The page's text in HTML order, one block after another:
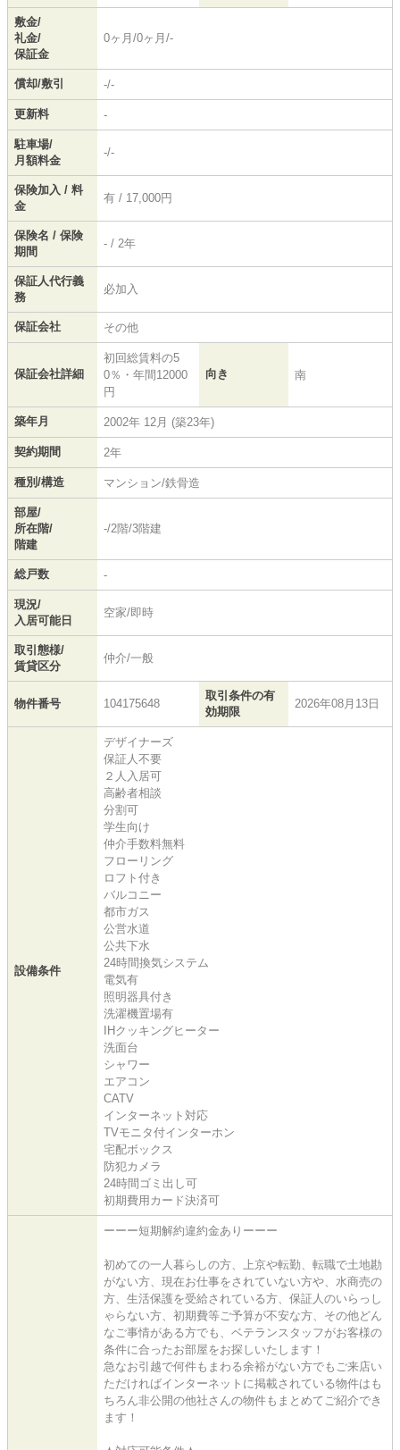
敷金/
礼金/
保証金
0ヶ月/0ヶ月/-
償却/敷引 -/-
更新料 -
駐車場/
月額料金
-/-
保険加入 / 料
金
有 / 17,000円
保険名 / 保険
期間
- / 2年
保証人代行義
務
必加入
保証会社 その他
保証会社詳細
初回総賃料の5
0％・年間12000
円
向き 南
築年月 2002年 12月 (築23年)
契約期間 2年
種別/構造 マンション/鉄骨造
部屋/
所在階/
階建
-/2階/3階建
総戸数 -
現況/
入居可能日
空家/即時
取引態様/
賃貸区分
仲介/一般
物件番号 104175648
取引条件の有
効期限
2026年08月13日
設備条件
デザイナーズ
保証人不要
２人入居可
高齢者相談
分割可
学生向け
仲介手数料無料
フローリング
ロフト付き
バルコニー
都市ガス
公営水道
公共下水
24時間換気システム
電気有
照明器具付き
洗濯機置場有
IHクッキングヒーター
洗面台
シャワー
エアコン
CATV
インターネット対応
TVモニタ付インターホン
宅配ボックス
防犯カメラ
24時間ゴミ出し可
初期費用カード決済可
ーーー短期解約違約金ありーーー
初めての一人暮らしの方、上京や転勤、転職で土地勘
がない方、現在お仕事をされていない方や、水商売の
方、生活保護を受給されている方、保証人のいらっし
ゃらない方、初期費等ご予算が不安な方、その他どん
なご事情がある方でも、ベテランスタッフがお客様の
条件に合ったお部屋をお探しいたします！
急なお引越で何件もまわる余裕がない方でもご来店い
ただければインターネットに掲載されている物件はも
ちろん非公開の他社さんの物件もまとめてご紹介でき
ます！